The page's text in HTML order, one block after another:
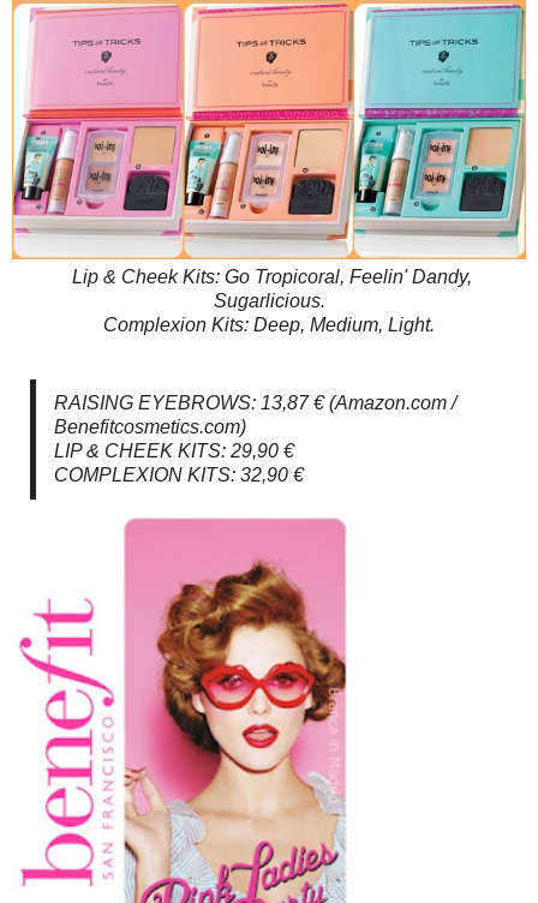
Lip & Cheek Kits: Go Tropicoral, Feelin' Dandy,
Sugarlicious.
Complexion Kits: Deep, Medium, Light.
RAISING EYEBROWS: 13,87 € (Amazon.com /
Benefitcosmetics.com)
LIP & CHEEK KITS: 29,90 €
COMPLEXION KITS: 32,90 €